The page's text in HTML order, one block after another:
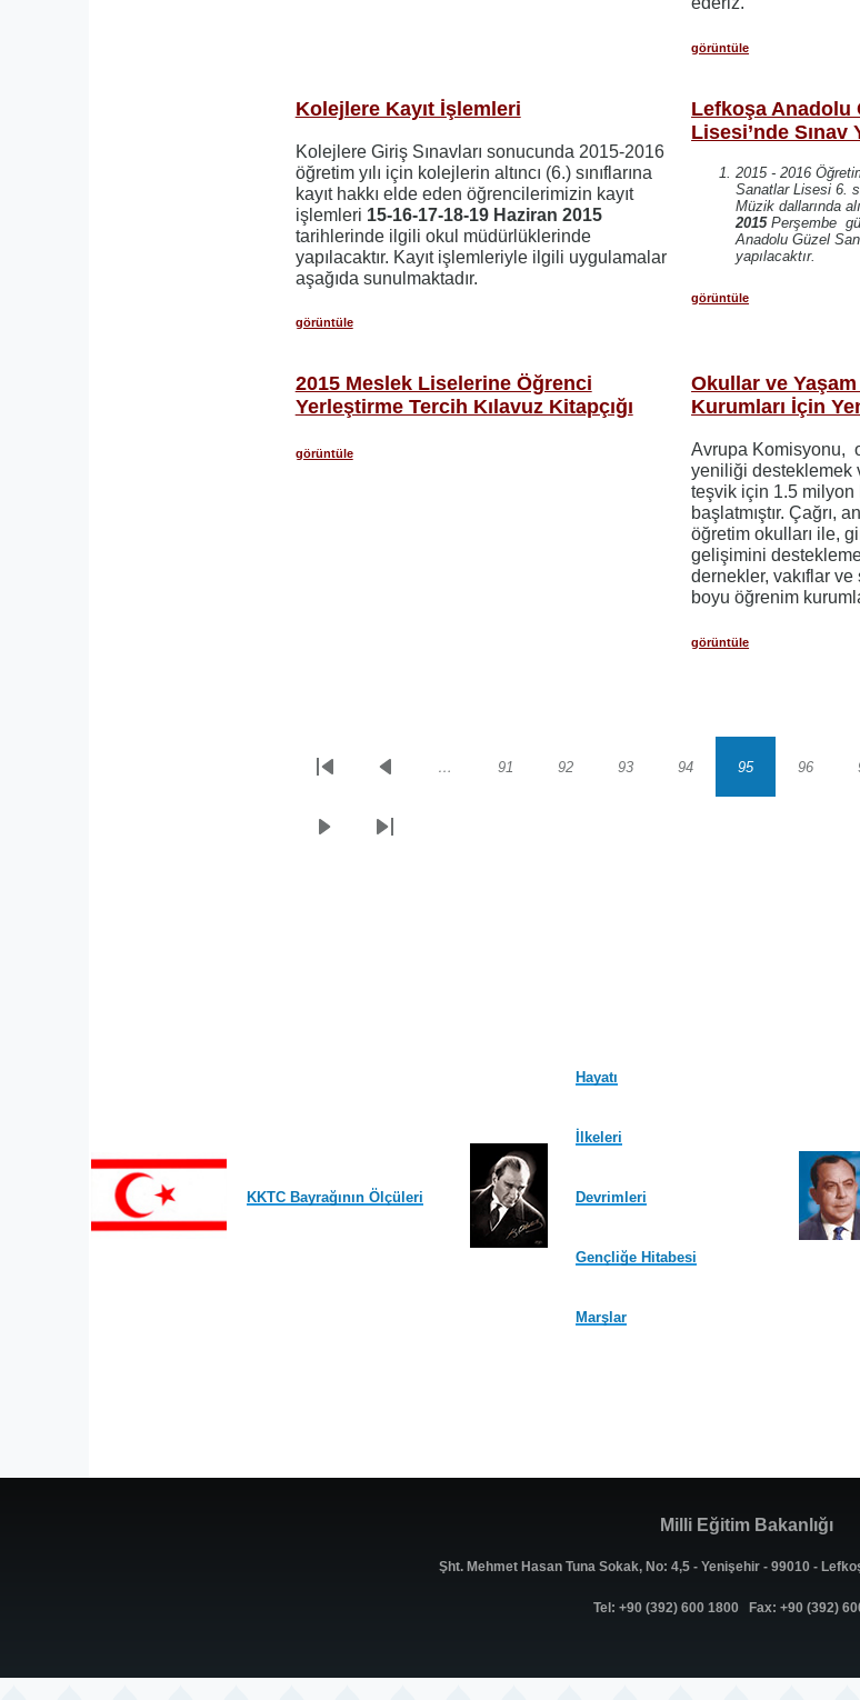
görüntüle
Kolejlere Kayıt İşlemleri
Kolejlere Giriş Sınavları sonucunda 2015-2016
öğretim yılı için kolejlerin altıncı (6.) sınıflarına
kayıt hakkı elde eden öğrencilerimizin kayıt
işlemleri 15-16-17-18-19 Haziran 2015
tarihlerinde ilgili okul müdürlüklerinde
yapılacaktır. Kayıt işlemleriyle ilgili uygulamalar
aşağıda sunulmaktadır.
görüntüle
Lefkoşa Anadolu
Lisesi’nde Sınav
2015 - 2016
Sanatlar Lisesi 6.
Müzik dallarında
2015Perşembe
Anadolu Güzel
yapılacaktır.
görüntüle
2015 Meslek Liselerine Öğrenci
Yerleştirme Tercih Kılavuz Kitapçığı
görüntüle
Okullar ve
Kurumları İçin
Avrupa Komisyonu,
yeniliği desteklemek
teşvik için 1.5 milyon
başlatmıştır. Çağrı,
öğretim okulları ile,
gelişimini
dernekler, vakıflar
boyu öğrenim
görüntüle
Sayfalama
İlk
Önceki
… Sayfa
91 Sayfa
92 Sayfa
93 Sayfa
94 Sayfa
95 Sayfa
96
Sonraki
Son
KKTC Bayrağının Ölçüleri
Hayatı
İlkeleri
Devrimleri
Gençliğe Hitabesi
Marşlar
Milli Eğitim Bakanlığı
Şht. Mehmet Hasan Tuna Sokak, No: 4,5 - Yenişehir - 99010 -
Tel: +90 (392) 600 1800 Fax: +90 (392)